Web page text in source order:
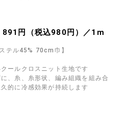
891円（税込980円）／1m
テル45% 70cm巾】
ールクロスニット生地です
、糸、糸形状、編み組織を組み合
的に冷感効果が持続します